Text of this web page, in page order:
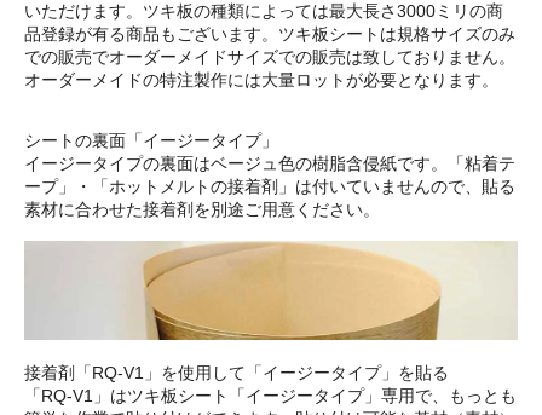
いただけます。ツキ板の種類によっては最大長さ3000ミリの商
品登録が有る商品もございます。ツキ板シートは規格サイズのみ
での販売でオーダーメイドサイズでの販売は致しておりません。
オーダーメイドの特注製作には大量ロットが必要となります。
シートの裏面「イージータイプ」
イージータイプの裏面はベージュ色の樹脂含侵紙です。「粘着テ
ープ」・「ホットメルトの接着剤」は付いていませんので、貼る
素材に合わせた接着剤を別途ご用意ください。
接着剤「RQ-V1」を使用して「イージータイプ」を貼る
「RQ-V1」はツキ板シート「イージータイプ」専用で、もっとも